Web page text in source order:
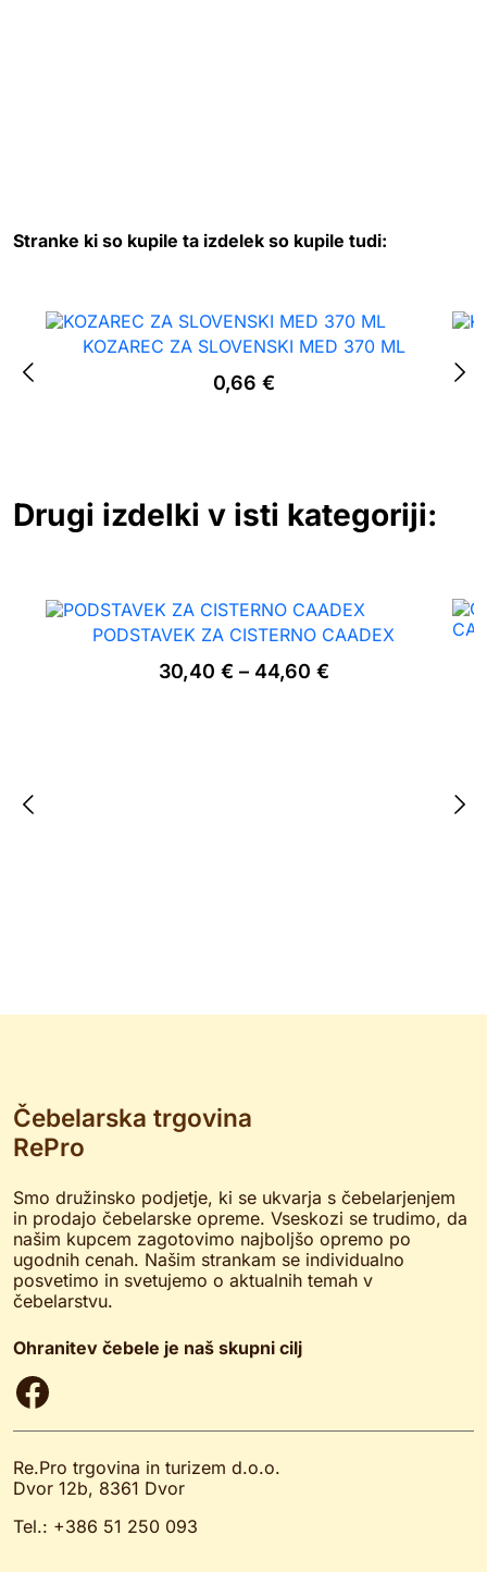
Stranke ki so kupile ta izdelek so kupile tudi:
KOZAREC ZA SLOVENSKI MED 370 ML
0,66 €
Drugi izdelki v isti kategoriji:
PODSTAVEK ZA CISTERNO CAADEX
30,40 € – 44,60 €Cenovni
Čebelarska trgovina
RePro
Smo družinsko podjetje, ki se ukvarja s čebelarjenjem
in prodajo čebelarske opreme. Vseskozi se trudimo, da
našim kupcem zagotovimo najboljšo opremo po
ugodnih cenah. Našim strankam se individualno
posvetimo in svetujemo o aktualnih temah v
čebelarstvu.
Ohranitev čebele je naš skupni cilj
Re.Pro trgovina in turizem d.o.o.
Dvor 12b, 8361 Dvor
Tel.: +386 51 250 093